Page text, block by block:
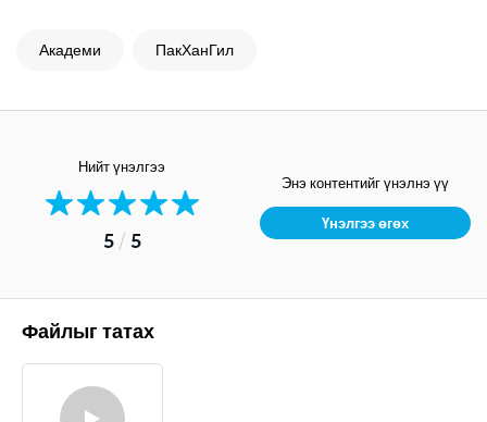
Академи ПакХанГил
Нийт үнэлгээ
5/ 5
Энэ контентийг үнэлнэ үү
Үнэлгээ өгөх
Файлыг татах